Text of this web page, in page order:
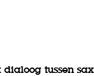
tussen